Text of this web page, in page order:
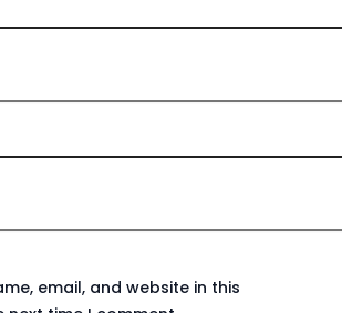
email, and website in this